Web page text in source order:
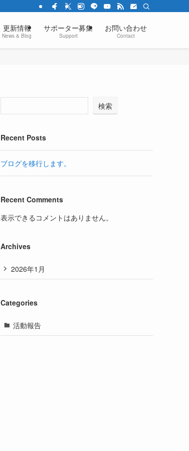
更新情報
News & Blog
サポーター募集
Support
お問い合わせ
Contact
検索
Recent Posts
ブログを移行します。
Recent Comments
表示できるコメントはありません。
Archives
2026年1月
Categories
活動報告